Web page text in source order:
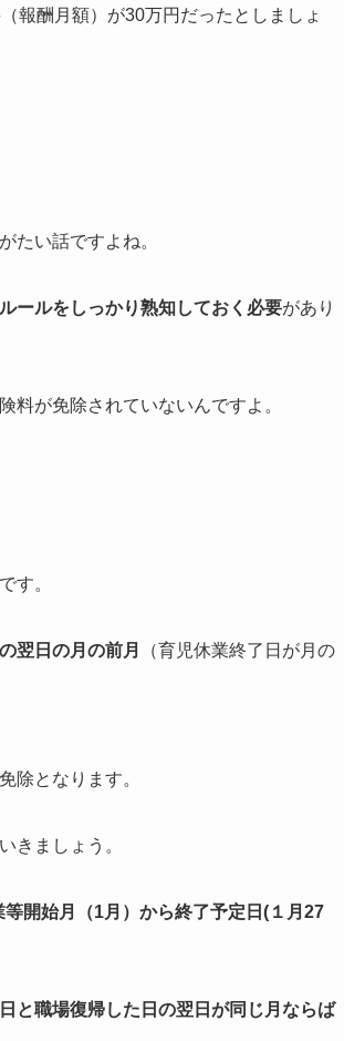
報酬月額）が30万円だったとしましょ
たい話ですよね。
ールをしっかり熟知しておく必要があり
料が免除されていないんですよ。
す。
翌日の月の前月
（育児休業終了日が月の
除となります。
きましょう。
等開始月（1月）から終了予定日(１月27
と職場復帰した日の翌日が同じ月ならば